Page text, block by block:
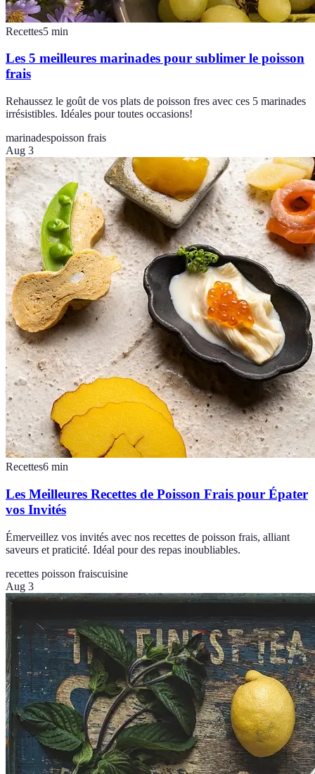
Recettes5 min
Les 5 meilleures marinades pour sublimer le poisson
frais
Rehaussez le goût de vos plats de poisson fres avec ces 5 marinades
irrésistibles. Idéales pour toutes occasions!
marinadespoisson frais
Aug 3
Recettes6 min
Les Meilleures Recettes de Poisson Frais pour Épater
vos Invités
Émerveillez vos invités avec nos recettes de poisson frais, alliant
saveurs et praticité. Idéal pour des repas inoubliables.
recettes poisson fraiscuisine
Aug 3